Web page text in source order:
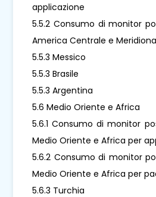
applicazione
5.5.2 Consumo di monitor
America Centrale e
5.5.3 Messico
5.5.3 Brasile
5.5.3 Argentina
5.6 Medio Oriente e Africa
5.6.1 Consumo di monitor
Medio Oriente e Africa per
5.6.2 Consumo di monitor
Medio Oriente e Africa per
5.6.3 Turchia